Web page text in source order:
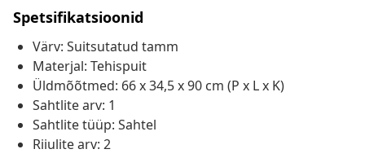
Spetsifikatsioonid
Värv: Suitsutatud tamm
Materjal: Tehispuit
Üldmõõtmed: 66 x 34,5 x 90 cm (P x L x K)
Sahtlite arv: 1
Sahtlite tüüp: Sahtel
Riiulite arv: 2